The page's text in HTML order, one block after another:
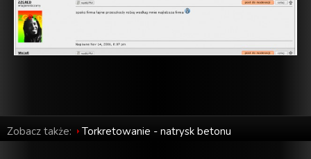
Zobacz także: Torkretowanie - natrysk betonu